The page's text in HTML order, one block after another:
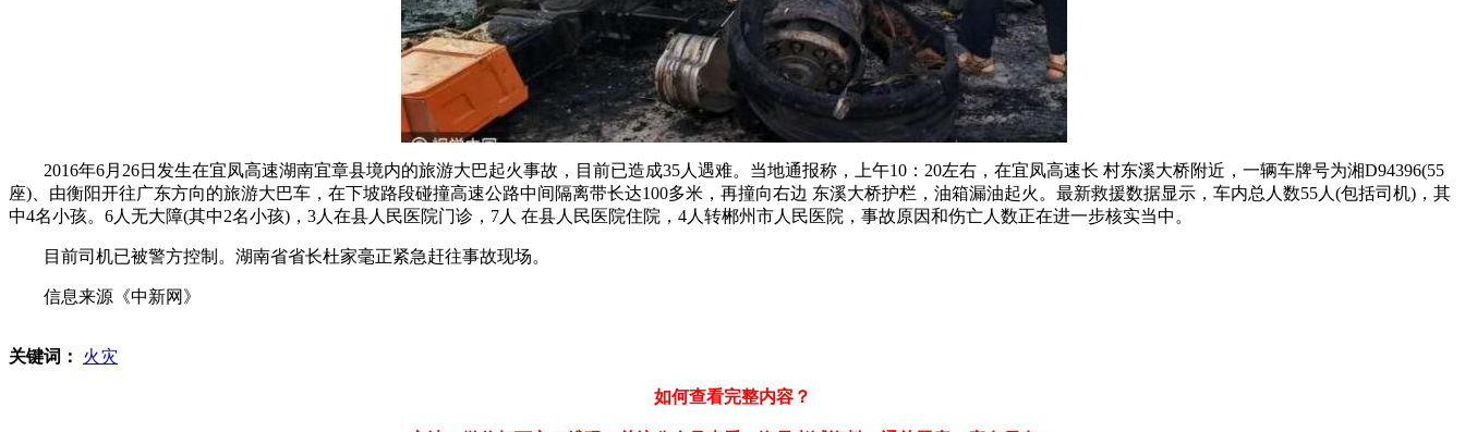
2016年6月26日发生在宜凤高速湖南宜章县境内的旅游大巴起火事故，目前已造成35人遇难。当地通报称，上午10：20左右，在宜凤高速长 村东溪大桥附近，一辆车牌号为湘D94396(55
座)、由衡阳开往广东方向的旅游大巴车，在下坡路段碰撞高速公路中间隔离带长达100多米，再撞向右边 东溪大桥护栏，油箱漏油起火。最新救援数据显示，车内总人数55人(包括司机)，其
中4名小孩。6人无大障(其中2名小孩)，3人在县人民医院门诊，7人 在县人民医院住院，4人转郴州市人民医院，事故原因和伤亡人数正在进一步核实当中。
目前司机已被警方控制。湖南省省长杜家毫正紧急赶往事故现场。
信息来源《中新网》
关键词： 火灾
如何查看完整内容？